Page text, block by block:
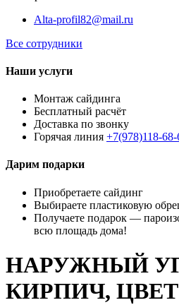
Alta-profil82@mail.ru
Все сотрудники
Наши услуги
Монтаж сайдинга
Бесплатный расчёт
Доставка по звонку
Горячая линия +7(978)118-68-
Дарим подарки
Приобретаете сайдинг
Выбираете пластиковую
Получаете подарок —
всю площадь дома!
НАРУЖНЫЙ
КИРПИЧ,